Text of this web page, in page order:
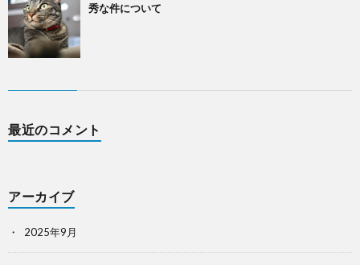
秀な件について
最近のコメント
アーカイブ
2025年9月